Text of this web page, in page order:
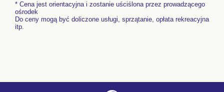
* Cena jest orientacyjna i zostanie uściślona przez prowadzącego
ośrodek
Do ceny mogą być doliczone usługi, sprzątanie, opłata rekreacyjna
itp.